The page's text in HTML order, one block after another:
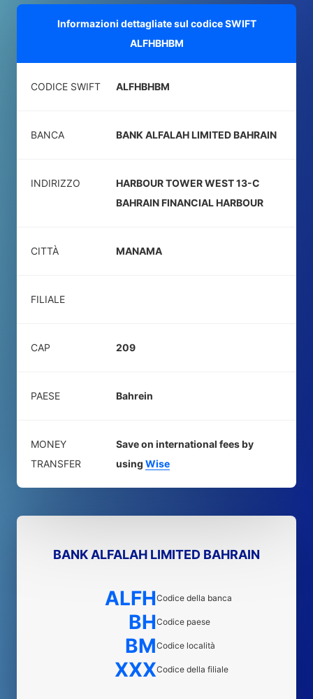
Informazioni dettagliate sul codice SWIFT
ALFHBHBM
CODICE SWIFT ALFHBHBM
BANCA BANK ALFALAH LIMITED BAHRAIN
INDIRIZZO
HARBOUR TOWER WEST 13-C
BAHRAIN FINANCIAL HARBOUR
CITTÀ MANAMA
FILIALE
CAP 209
PAESE Bahrein
MONEY
TRANSFER
Save on international fees by
using Wise
BANK ALFALAH LIMITED BAHRAIN
ALFHCodice della banca
BHCodice paese
BMCodice località
XXXCodice della filiale